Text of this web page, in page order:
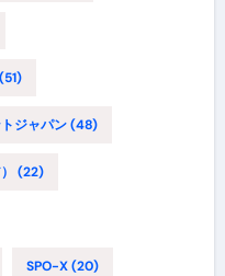
ジャパン(48)
(22)
SPO-X(20)